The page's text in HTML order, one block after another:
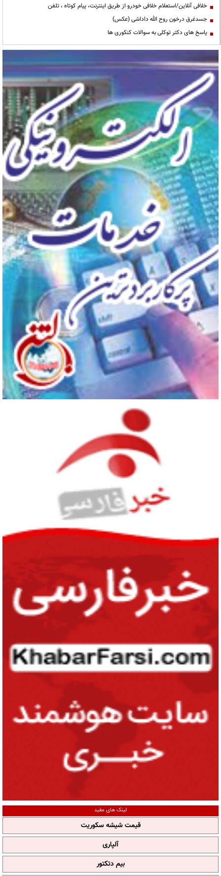
خلافی آنلاین/استعلام خلافی خودرو از طریق اینترنت، پیام کوتاه ، تلفن
جسدغرق درخون روح الله داداشی (عکس)
پاسخ های دکتر توکلی به سوالات کنکوری ها
لینک های مفید
قیمت شیشه سکوریت
آلپاری
بیم دتکتور